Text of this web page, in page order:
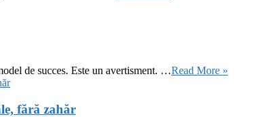
de succes. Este un avertisment. …Read More »
fără zahăr